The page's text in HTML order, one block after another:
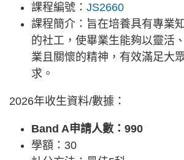
課程編號： JS2660
課程簡介：旨在培養具有專業
的社工，使畢業生能夠以靈活
業且關懷的精神，有效滿足大
求。
2026年收生資料/數據：
Band A申請人數：990
學額：30